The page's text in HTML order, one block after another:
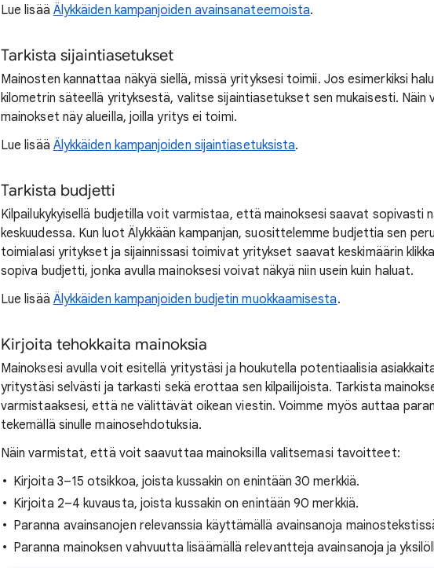
Lue lisää Älykkäiden kampanjoiden avainsanateemoista.
Tarkista sijaintiasetukset
Mainosten kannattaa näkyä siellä, missä yrityksesi toimii. Jos esimerkiksi
kilometrin säteellä yrityksestä, valitse sijaintiasetukset sen mukaisesti.
mainokset näy alueilla, joilla yritys ei toimi.
Lue lisää Älykkäiden kampanjoiden sijaintiasetuksista.
Tarkista budjetti
Kilpailukykyisellä budjetilla voit varmistaa, että mainoksesi saavat sopivasti
keskuudessa. Kun luot Älykkään kampanjan, suosittelemme budjettia sen
toimialasi yritykset ja sijainnissasi toimivat yritykset saavat keskimäärin
sopiva budjetti, jonka avulla mainoksesi voivat näkyä niin usein kuin haluat.
Lue lisää Älykkäiden kampanjoiden budjetin muokkaamisesta.
Kirjoita tehokkaita mainoksia
Mainoksesi avulla voit esitellä yritystäsi ja houkutella potentiaalisia
yritystäsi selvästi ja tarkasti sekä erottaa sen kilpailijoista. Tarkista
varmistaaksesi, että ne välittävät oikean viestin. Voimme myös auttaa
tekemällä sinulle mainosehdotuksia.
Näin varmistat, että voit saavuttaa mainoksilla valitsemasi tavoitteet:
Kirjoita 3–15 otsikkoa, joista kussakin on enintään 30 merkkiä.
Kirjoita 2–4 kuvausta, joista kussakin on enintään 90 merkkiä.
Paranna avainsanojen relevanssia käyttämällä avainsanoja
Paranna mainoksen vahvuutta lisäämällä relevantteja avainsanoja ja